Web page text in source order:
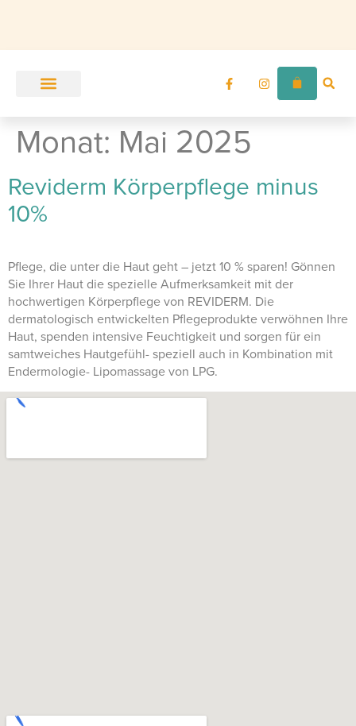
Monat: Mai 2025
Reviderm Körperpflege minus
10%
Pflege, die unter die Haut geht – jetzt 10 % sparen! Gönnen
Sie Ihrer Haut die spezielle Aufmerksamkeit mit der
hochwertigen Körperpflege von REVIDERM. Die
dermatologisch entwickelten Pflegeprodukte verwöhnen Ihre
Haut, spenden intensive Feuchtigkeit und sorgen für ein
samtweiches Hautgefühl- speziell auch in Kombination mit
Endermologie- Lipomassage von LPG.